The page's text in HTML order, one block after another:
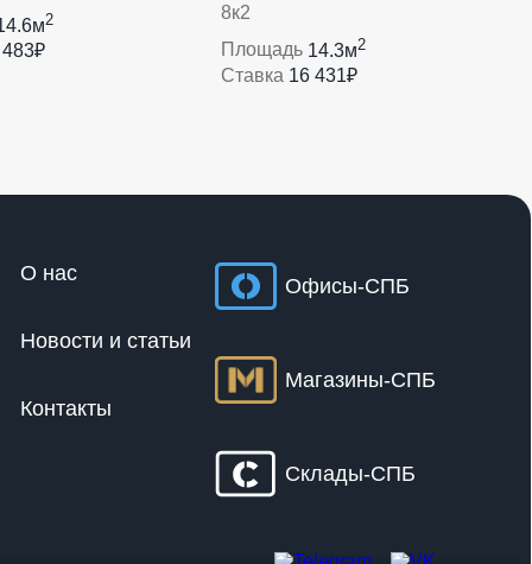
2
8к2
Площадь 14.3м2
Ставка 16 431₽
О нас
Новости и статьи
Контакты
Офисы-СПБ
Магазины-СПБ
Склады-СПБ